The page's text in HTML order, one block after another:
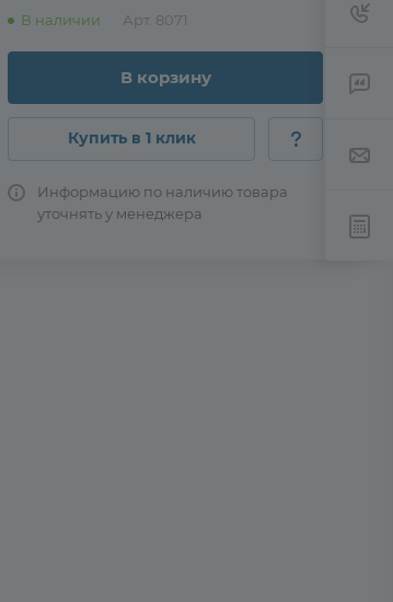
В наличии Арт. 8071
В корзину
Купить в 1 клик
Информацию по наличию товара
уточнять у менеджера